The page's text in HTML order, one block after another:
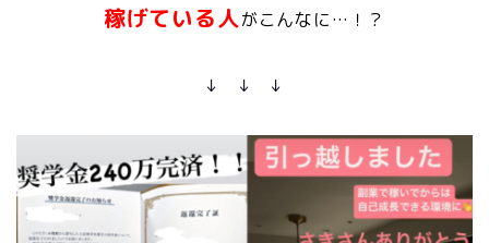
稼げている人がこんなに…！？
↓ ↓ ↓